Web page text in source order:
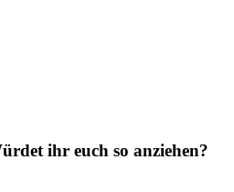
ihr euch so anziehen?